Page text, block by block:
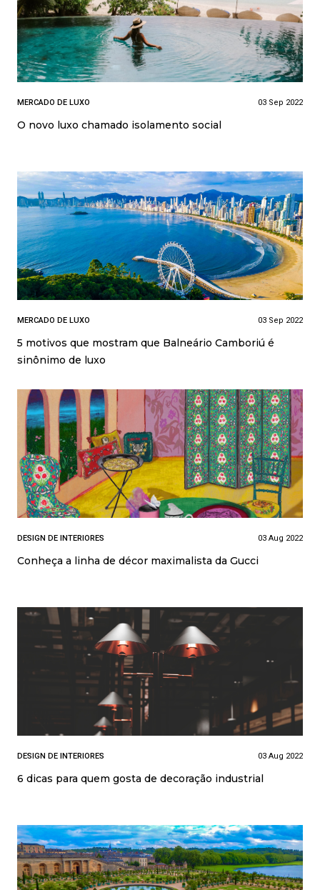
MERCADO DE LUXO 03 Sep 2022
O novo luxo chamado isolamento social
MERCADO DE LUXO 03 Sep 2022
5 motivos que mostram que Balneário Camboriú é
sinônimo de luxo
DESIGN DE INTERIORES 03 Aug 2022
Conheça a linha de décor maximalista da Gucci
DESIGN DE INTERIORES 03 Aug 2022
6 dicas para quem gosta de decoração industrial